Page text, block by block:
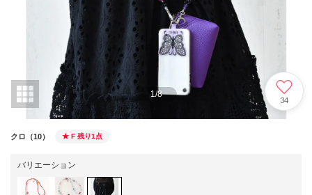
1/8
34
クロ（10） ★ F 残り1点
バリエーション